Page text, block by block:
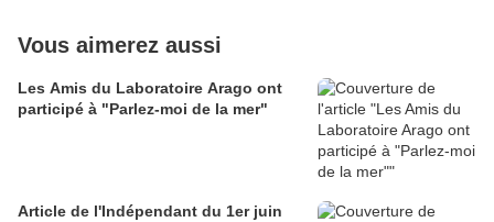
Vous aimerez aussi
Les Amis du Laboratoire Arago ont
participé à "Parlez-moi de la mer"
Article de l'Indépendant du 1er juin